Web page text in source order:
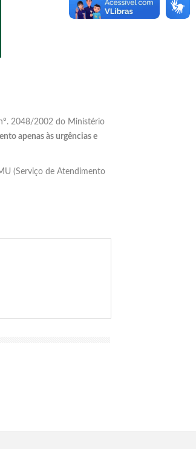
2048/2002 do Ministério
apenas às urgências e
(Serviço de Atendimento